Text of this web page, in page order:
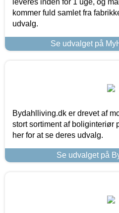
kommer fuld samlet fra
udvalg.
Se udvalget på
Bydahlliving.dk er drevet af
stort sortiment af boliginteriør
her for at se deres udvalg.
Se udvalget på